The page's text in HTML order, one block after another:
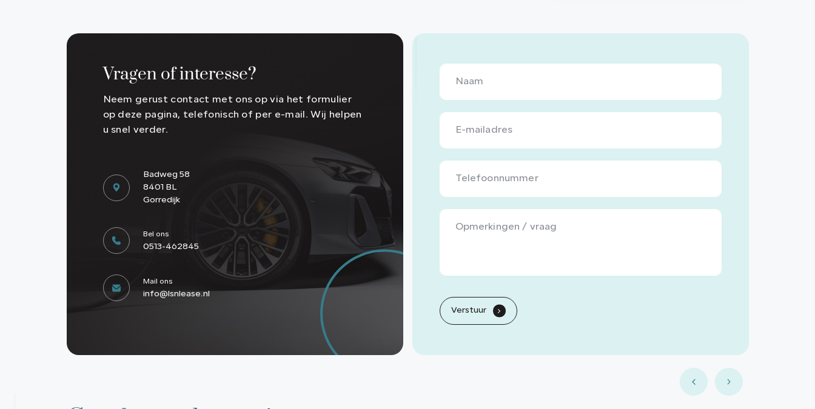
Vragen of interesse?
Neem gerust contact met ons op via het formulier
op deze pagina, telefonisch of per e-mail. Wij helpen
u snel verder.
Badweg 58
8401 BL
Gorredijk
Bel ons
0513-462845
Mail ons
info@lsnlease.nl
Verstuur
.